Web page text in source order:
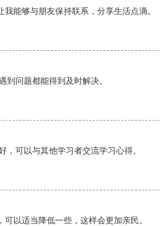
能够与朋友保持联系，分享生活点滴。
到问题都能得到及时解决。
，可以与其他学习者交流学习心得。
以适当降低一些，这样会更加亲民。